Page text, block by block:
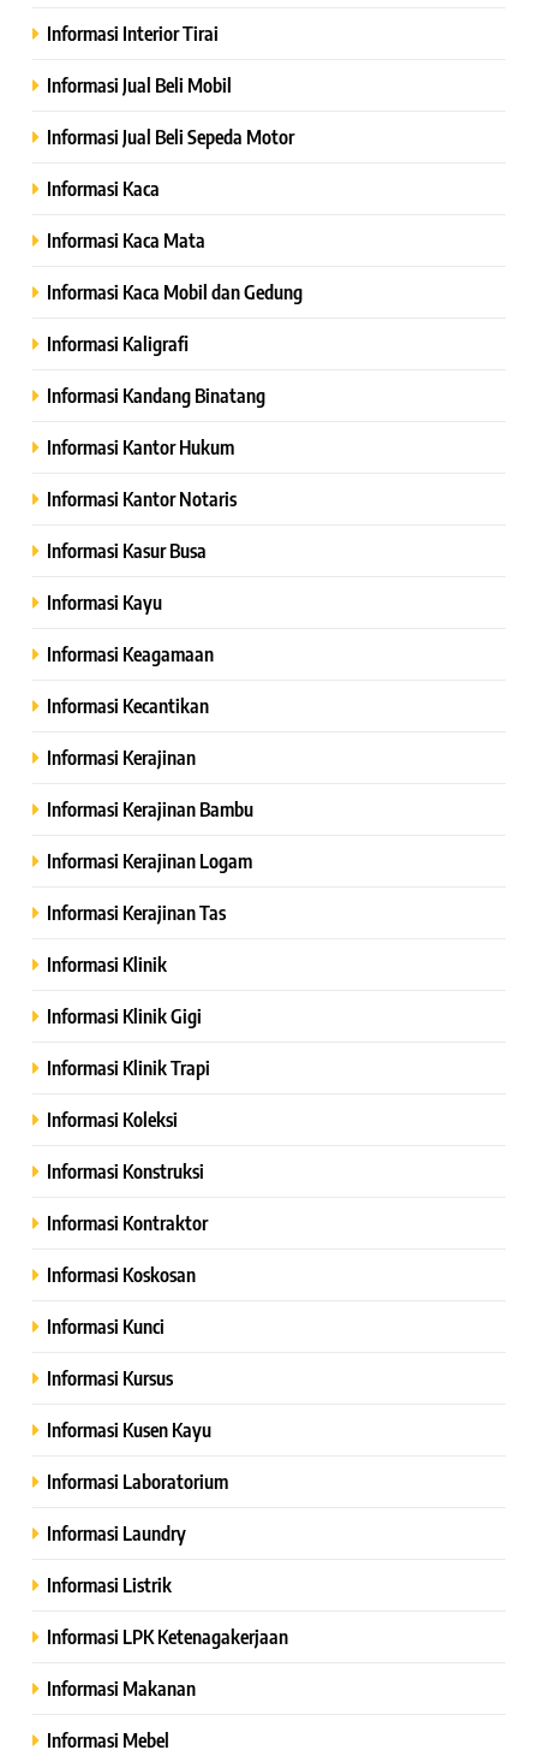
Informasi Interior Tirai
Informasi Jual Beli Mobil
Informasi Jual Beli Sepeda Motor
Informasi Kaca
Informasi Kaca Mata
Informasi Kaca Mobil dan Gedung
Informasi Kaligrafi
Informasi Kandang Binatang
Informasi Kantor Hukum
Informasi Kantor Notaris
Informasi Kasur Busa
Informasi Kayu
Informasi Keagamaan
Informasi Kecantikan
Informasi Kerajinan
Informasi Kerajinan Bambu
Informasi Kerajinan Logam
Informasi Kerajinan Tas
Informasi Klinik
Informasi Klinik Gigi
Informasi Klinik Trapi
Informasi Koleksi
Informasi Konstruksi
Informasi Kontraktor
Informasi Koskosan
Informasi Kunci
Informasi Kursus
Informasi Kusen Kayu
Informasi Laboratorium
Informasi Laundry
Informasi Listrik
Informasi LPK Ketenagakerjaan
Informasi Makanan
Informasi Mebel